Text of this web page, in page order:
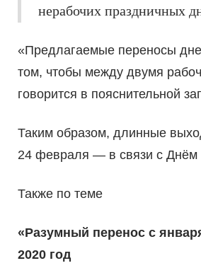
нерабочих праздничных
«Предлагаемые переносы
том, чтобы между двумя
говорится в пояснительной
Таким образом, длинные
24 февраля — в связи с Днём
Также по теме
«Разумный перенос с
2020 год